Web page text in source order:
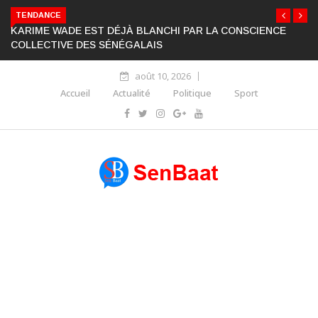
TENDANCE
KARIME WADE EST DÉJÀ BLANCHI PAR LA CONSCIENCE
COLLECTIVE DES SÉNÉGALAIS
août 10, 2026
Accueil
Actualité Politique Sport